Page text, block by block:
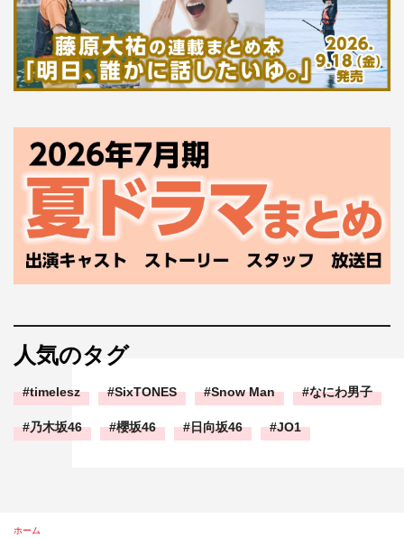
人気のタグ
timelesz SixTONES Snow Man なにわ男子
乃木坂46 櫻坂46 日向坂46 JO1
ホーム